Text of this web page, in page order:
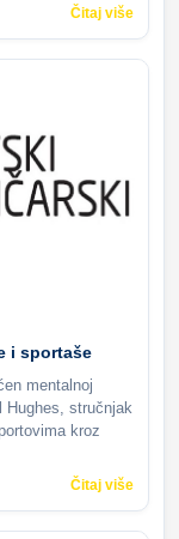
Čitaj više
i sportaše
mentalnoj
Hughes, stručnjak
kroz
Čitaj više